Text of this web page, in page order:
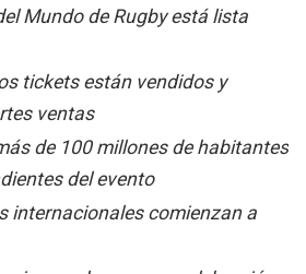
Mundo de Rugby está lista
tickets están vendidos y
ventas
de 100 millones de habitantes
del evento
internacionales comienzan a